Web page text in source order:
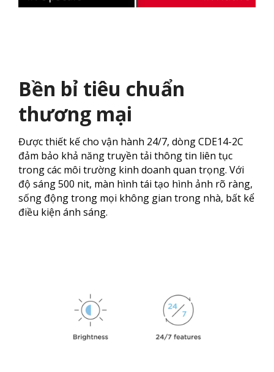
Bền bỉ tiêu chuẩn
thương mại
Được thiết kế cho vận hành 24/7, dòng CDE14-2C
đảm bảo khả năng truyền tải thông tin liên tục
trong các môi trường kinh doanh quan trọng. Với
độ sáng 500 nit, màn hình tái tạo hình ảnh rõ ràng,
sống động trong mọi không gian trong nhà, bất kể
điều kiện ánh sáng.